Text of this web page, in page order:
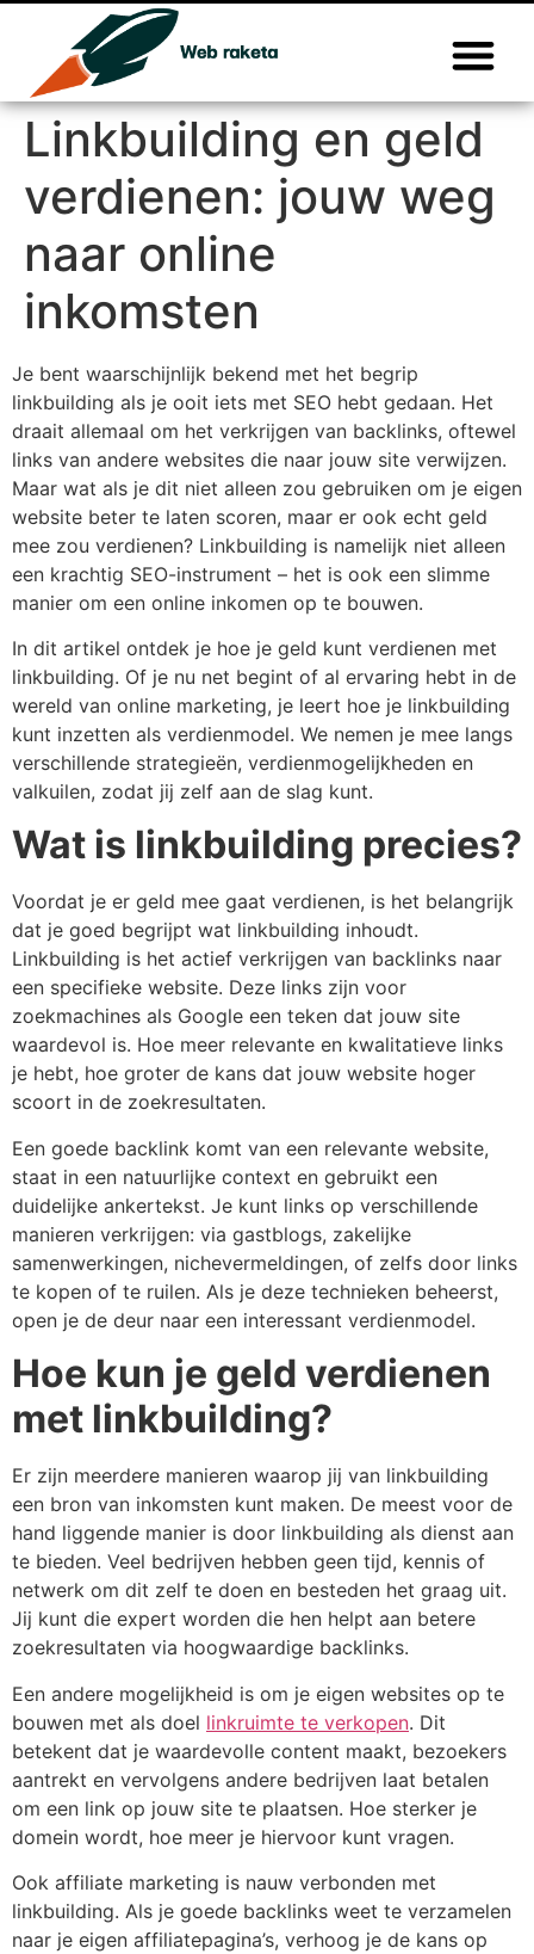
Linkbuilding en geld
verdienen: jouw weg
naar online
inkomsten
Je bent waarschijnlijk bekend met het begrip
linkbuilding als je ooit iets met SEO hebt gedaan. Het
draait allemaal om het verkrijgen van backlinks, oftewel
links van andere websites die naar jouw site verwijzen.
Maar wat als je dit niet alleen zou gebruiken om je eigen
website beter te laten scoren, maar er ook echt geld
mee zou verdienen? Linkbuilding is namelijk niet alleen
een krachtig SEO-instrument – het is ook een slimme
manier om een online inkomen op te bouwen.
In dit artikel ontdek je hoe je geld kunt verdienen met
linkbuilding. Of je nu net begint of al ervaring hebt in de
wereld van online marketing, je leert hoe je linkbuilding
kunt inzetten als verdienmodel. We nemen je mee langs
verschillende strategieën, verdienmogelijkheden en
valkuilen, zodat jij zelf aan de slag kunt.
Wat is linkbuilding precies?
Voordat je er geld mee gaat verdienen, is het belangrijk
dat je goed begrijpt wat linkbuilding inhoudt.
Linkbuilding is het actief verkrijgen van backlinks naar
een specifieke website. Deze links zijn voor
zoekmachines als Google een teken dat jouw site
waardevol is. Hoe meer relevante en kwalitatieve links
je hebt, hoe groter de kans dat jouw website hoger
scoort in de zoekresultaten.
Een goede backlink komt van een relevante website,
staat in een natuurlijke context en gebruikt een
duidelijke ankertekst. Je kunt links op verschillende
manieren verkrijgen: via gastblogs, zakelijke
samenwerkingen, nichevermeldingen, of zelfs door links
te kopen of te ruilen. Als je deze technieken beheerst,
open je de deur naar een interessant verdienmodel.
Hoe kun je geld verdienen
met linkbuilding?
Er zijn meerdere manieren waarop jij van linkbuilding
een bron van inkomsten kunt maken. De meest voor de
hand liggende manier is door linkbuilding als dienst aan
te bieden. Veel bedrijven hebben geen tijd, kennis of
netwerk om dit zelf te doen en besteden het graag uit.
Jij kunt die expert worden die hen helpt aan betere
zoekresultaten via hoogwaardige backlinks.
Een andere mogelijkheid is om je eigen websites op te
bouwen met als doel linkruimte te verkopen. Dit
betekent dat je waardevolle content maakt, bezoekers
aantrekt en vervolgens andere bedrijven laat betalen
om een link op jouw site te plaatsen. Hoe sterker je
domein wordt, hoe meer je hiervoor kunt vragen.
Ook affiliate marketing is nauw verbonden met
linkbuilding. Als je goede backlinks weet te verzamelen
naar je eigen affiliatepagina’s, verhoog je de kans op